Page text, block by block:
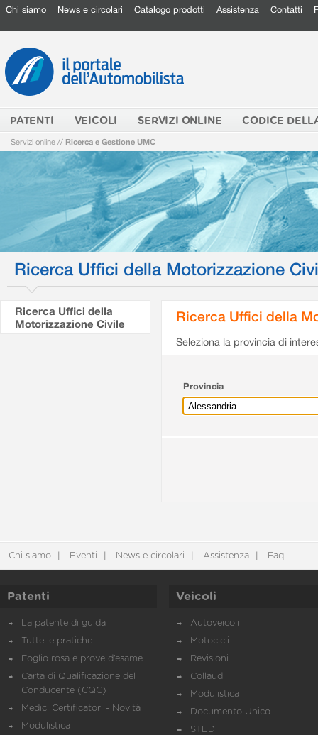
Chi siamo News e circolari Catalogo prodotti Assistenza Contatti
PATENTI VEICOLI SERVIZI ONLINE CODICE
Servizi online // Ricerca e Gestione UMC
Ricerca Uffici della Motorizzazione
Ricerca Uffici della
Motorizzazione Civile
Ricerca Uffici della
Seleziona la provincia di
Provincia
Chi siamo Eventi News e circolari Assistenza Faq
Patenti
La patente di guida
Tutte le pratiche
Foglio rosa e prove d’esame
Carta di Qualificazione del
Conducente (CQC)
Medici Certificatori - Novità
Modulistica
Veicoli
Autoveicoli
Motocicli
Revisioni
Collaudi
Modulistica
Documento Unico
STED